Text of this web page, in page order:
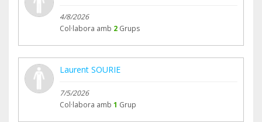
4/8/2026
Col·labora amb 2 Grups
Laurent SOURIE
7/5/2026
Col·labora amb 1 Grup